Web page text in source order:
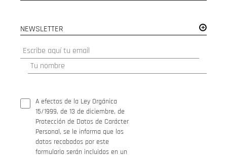
NEWSLETTER
A efectos de la Ley Orgánica
15/1999, de 13 de diciembre, de
Protección de Datos de Carácter
Personal, se le informa que los
datos recabados por este
formulario serán incluidos en un